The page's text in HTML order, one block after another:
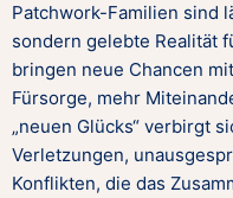
Patchwork-Familien sind
sondern gelebte Realität
bringen neue Chancen
Fürsorge, mehr
„neuen Glücks“ verbirgt
Verletzungen,
Konflikten, die das